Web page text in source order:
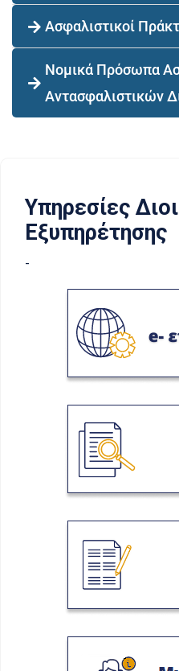
Ασφαλιστικοί
Νομικά Πρόσωπα
Αντασφαλιστικών
Υπηρεσίες
Εξυπηρέτησης
-